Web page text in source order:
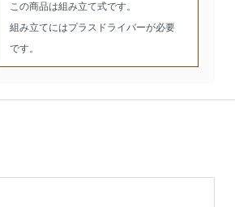
この商品は組み立て式です。
組み立てにはプラスドライバーが必要
です。